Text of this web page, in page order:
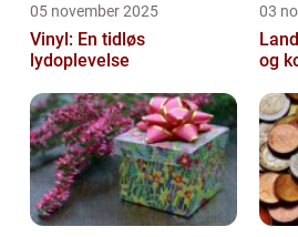
05 november 2025
Vinyl: En tidløs
lydoplevelse
03
og